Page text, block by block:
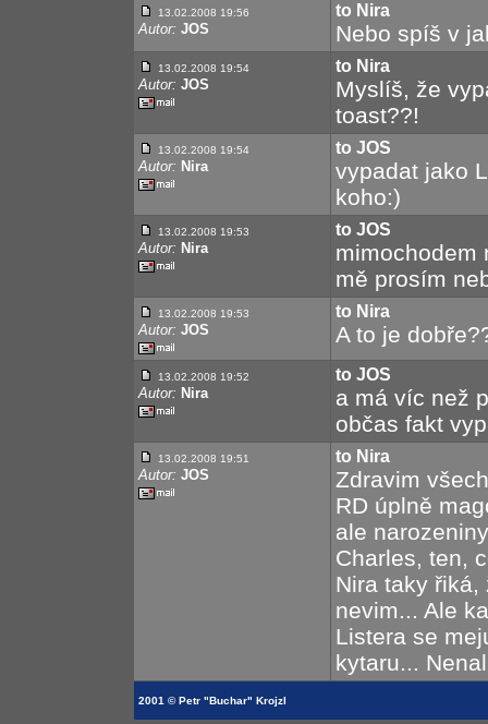
13.02.2008 19:56
Autor: JOS
to Nira
Nebo spíš v
13.02.2008 19:54
Autor: JOS
to Nira
Myslíš, že
toast??!
13.02.2008 19:54
Autor: Nira
to JOS
vypadat jako
koho:)
13.02.2008 19:53
Autor: Nira
to JOS
mimochodem
mě prosím
13.02.2008 19:53
Autor: JOS
to Nira
A to je
13.02.2008 19:52
Autor: Nira
to JOS
a má víc než
občas fakt
13.02.2008 19:51
Autor: JOS
to Nira
Zdravim
RD úplně
ale
Charles, ten,
Nira taky řiká,
nevim... Ale
Listera se
kytaru...
2001 © Petr "Buchar" Krojzl